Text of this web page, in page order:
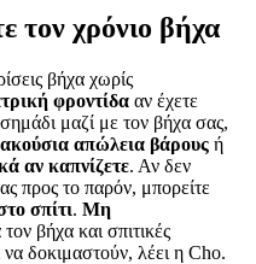
τον χρόνιο βήχα
βήχα χωρίς
φροντίδα αν έχετε
μαζί με τον βήχα σας,
ακούσια απώλεια βάρους ή
αν καπνίζετε. Αν δεν
προς το παρόν, μπορείτε
σπίτι. Μη
τον βήχα και σπιτικές
να δοκιμαστούν, λέει η Cho.